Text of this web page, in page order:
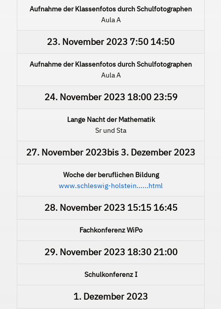
Aufnahme der Klassenfotos durch Schulfotographen
Aula A
23. November 2023 7:50 14:50
Aufnahme der Klassenfotos durch Schulfotographen
Aula A
24. November 2023 18:00 23:59
Lange Nacht der Mathematik
Sr und Sta
27. November 2023bis3. Dezember 2023
Woche der beruflichen Bildung
www.schleswig-holstein......html
28. November 2023 15:15 16:45
Fachkonferenz WiPo
29. November 2023 18:30 21:00
Schulkonferenz I
1. Dezember 2023